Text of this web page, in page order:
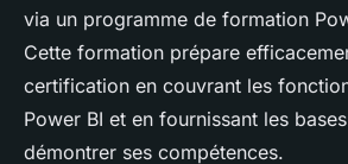
via un programme de formation
Cette formation prépare
certification en couvrant les
Power BI et en fournissant les
démontrer ses compétences.